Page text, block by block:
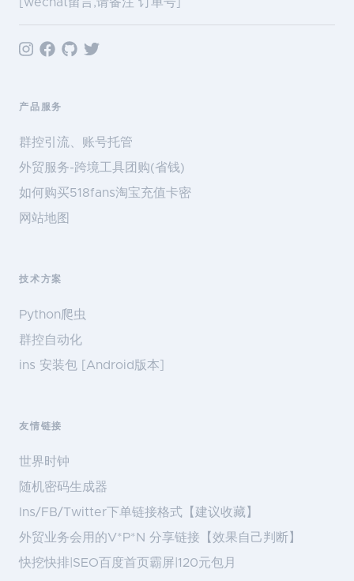
产品服务
群控引流、账号托管
外贸服务-跨境工具团购(省钱)
如何购买518fans淘宝充值卡密
网站地图
技术方案
Python爬虫
群控自动化
ins 安装包 [Android版本]
友情链接
世界时钟
随机密码生成器
Ins/FB/Twitter下单链接格式【建议收藏】
外贸业务会用的V*P*N 分享链接【效果自己判断】
快挖快排|SEO百度首页霸屏|120元包月